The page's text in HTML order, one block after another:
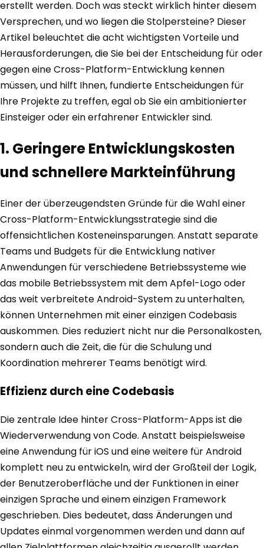
erstellt werden. Doch was steckt wirklich hinter diesem
Versprechen, und wo liegen die Stolpersteine? Dieser
Artikel beleuchtet die acht wichtigsten Vorteile und
Herausforderungen, die Sie bei der Entscheidung für oder
gegen eine Cross-Platform-Entwicklung kennen
müssen, und hilft Ihnen, fundierte Entscheidungen für
Ihre Projekte zu treffen, egal ob Sie ein ambitionierter
Einsteiger oder ein erfahrener Entwickler sind.
1. Geringere Entwicklungskosten
und schnellere Markteinführung
Einer der überzeugendsten Gründe für die Wahl einer
Cross-Platform-Entwicklungsstrategie sind die
offensichtlichen Kosteneinsparungen. Anstatt separate
Teams und Budgets für die Entwicklung nativer
Anwendungen für verschiedene Betriebssysteme wie
das mobile Betriebssystem mit dem Apfel-Logo oder
das weit verbreitete Android-System zu unterhalten,
können Unternehmen mit einer einzigen Codebasis
auskommen. Dies reduziert nicht nur die Personalkosten,
sondern auch die Zeit, die für die Schulung und
Koordination mehrerer Teams benötigt wird.
Effizienz durch eine Codebasis
Die zentrale Idee hinter Cross-Platform-Apps ist die
Wiederverwendung von Code. Anstatt beispielsweise
eine Anwendung für iOS und eine weitere für Android
komplett neu zu entwickeln, wird der Großteil der Logik,
der Benutzeroberfläche und der Funktionen in einer
einzigen Sprache und einem einzigen Framework
geschrieben. Dies bedeutet, dass Änderungen und
Updates einmal vorgenommen werden und dann auf